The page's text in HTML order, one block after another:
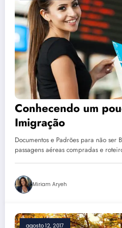
Conhecendo um
Imigração
Documentos e Padrões para não ser
passagens aéreas compradas e
Miriam Aryeh
agosto 12, 2017